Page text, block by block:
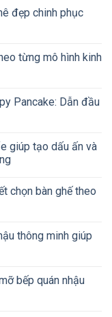
đẹp chinh phục
từng mô hình kinh
Pancake: Dẫn đầu
giúp tạo dấu ấn và
chọn bàn ghế theo
thông minh giúp
bếp quán nhậu